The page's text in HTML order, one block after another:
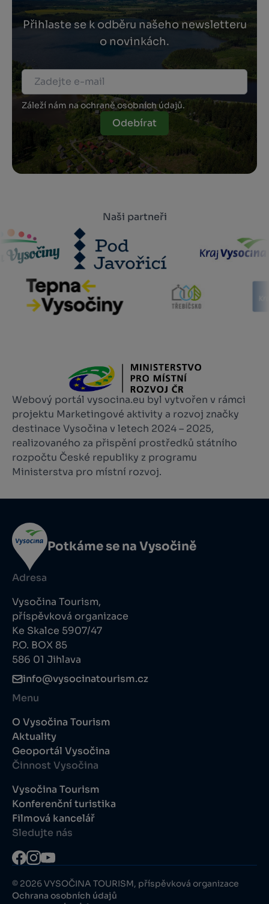
Přihlaste se k odběru našeho newsletteru
o novinkách.
Záleží nám na ochraně osobních údajů.
Odebírat
Naši partneři
Webový portál vysocina.eu byl vytvořen v rámci
projektu Marketingové aktivity a rozvoj značky
destinace Vysočina v letech 2024 – 2025,
realizovaného za přispění prostředků státního
rozpočtu České republiky z programu
Ministerstva pro místní rozvoj.
Potkáme se na Vysočině
Adresa
Vysočina Tourism,
příspěvková organizace
Ke Skalce 5907/47
P.O. BOX 85
586 01 Jihlava
info@vysocinatourism.cz
Menu
O Vysočina Tourism
Aktuality
Geoportál Vysočina
Činnost Vysočina
Vysočina Tourism
Konferenční turistika
Filmová kancelář
Sledujte nás
© 2026 VYSOČINA TOURISM, příspěvková organizace
Ochrana osobních údajů